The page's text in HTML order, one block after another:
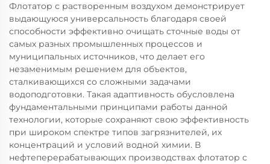
Флотатор с растворенным воздухом демонстрирует
выдающуюся универсальность благодаря своей
способности эффективно очищать сточные воды от
самых разных промышленных процессов и
муниципальных источников, что делает его
незаменимым решением для объектов,
сталкивающихся со сложными задачами
водоподготовки. Такая адаптивность обусловлена
фундаментальными принципами работы данной
технологии, которые сохраняют свою эффективность
при широком спектре типов загрязнителей, их
концентраций и условий водной химии. В
нефтеперерабатывающих производствах флотатор с